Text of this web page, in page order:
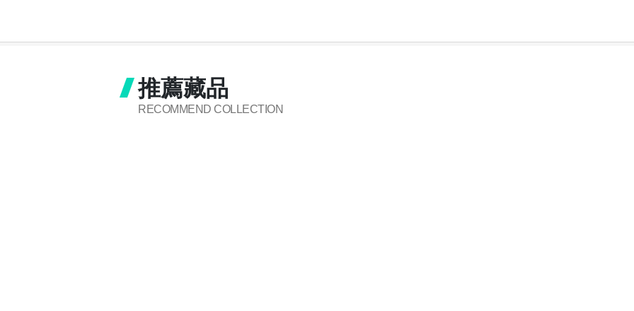
推薦藏品
RECOMMEND COLLECTION